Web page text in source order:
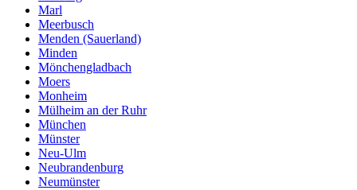
Marl
Meerbusch
Menden (Sauerland)
Minden
Mönchengladbach
Moers
Monheim
Mülheim an der Ruhr
München
Münster
Neu-Ulm
Neubrandenburg
Neumünster